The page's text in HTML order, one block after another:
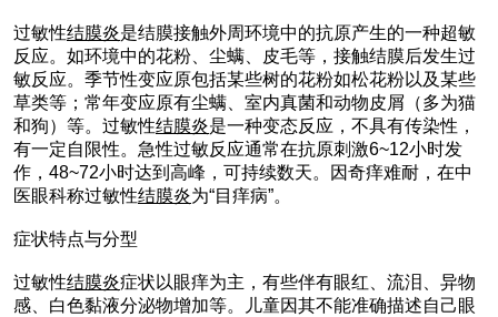
过敏性结膜炎是结膜接触外周环境中的抗原产生的一种超敏
反应。如环境中的花粉、尘螨、皮毛等，接触结膜后发生过
敏反应。季节性变应原包括某些树的花粉如松花粉以及某些
草类等；常年变应原有尘螨、室内真菌和动物皮屑（多为猫
和狗）等。过敏性结膜炎是一种变态反应，不具有传染性，
有一定自限性。急性过敏反应通常在抗原刺激6~12小时发
作，48~72小时达到高峰，可持续数天。因奇痒难耐，在中
医眼科称过敏性结膜炎为“目痒病”。
症状特点与分型
过敏性结膜炎症状以眼痒为主，有些伴有眼红、流泪、异物
感、白色黏液分泌物增加等。儿童因其不能准确描述自己眼